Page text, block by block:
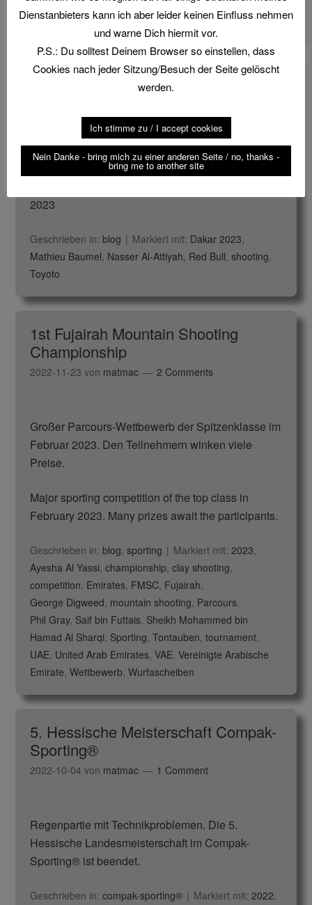
Sologne
Nasser Al-Attiyah gewinnt Dakar
vonmatmac
einen Kommentar
2023
Geschrieben in: blog Markiert mit: Dakar 2023,
Mathieu Baumel, Nasser Al-Attiyah, Red Bull, shooting,
Toyoto
1st Fujairah Mountain Shooting
Championship
2022-11-23 von matmac 2 Comments
Großer Parcours-Wettbewerb der Spitzenklasse im
Februar 2023. Den Teilnehmern winken viele
Preise.
Major sporting competition of the top class in
February 2023. Many prizes await the participants.
Geschrieben in: blog, sporting Markiert mit: 2023,
Ayesha Al Yassi, championship, clay shooting,
competition, Emirates, FMSC, Fujairah,
George Digweed, mountain shooting, Parcours,
Phil Gray, Saif bin Futtais, Sheikh Mohammed bin
Hamad Al Sharqi, Sporting, Tontauben, tournament,
UAE, United Arab Emirates, VAE, Vereinigte Arabische
Emirate, Wettbewerb, Wurfascheiben
5. Hessische Meisterschaft Compak-
Sporting®
2022-10-04 von matmac 1 Comment
Regenpartie mit Technikproblemen. Die 5.
Hessische Landesmeisterschaft im Compak-
Sporting® ist beendet.
Geschrieben in: compak-sporting® Markiert mit: 2022,
Dienstanbieters kann ich aber leider keinen Einfluss nehmen
und warne Dich hiermit vor.
P.S.: Du solltest Deinem Browser so einstellen, dass
Cookies nach jeder Sitzung/Besuch der Seite gelöscht
werden.
Ich stimme zu / I accept cookies
Nein Danke - bring mich zu einer anderen Seite / no, thanks -
bring me to another site